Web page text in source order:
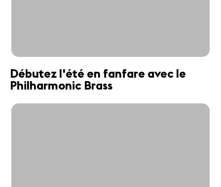
Débutez l'été en fanfare avec le
Philharmonic Brass